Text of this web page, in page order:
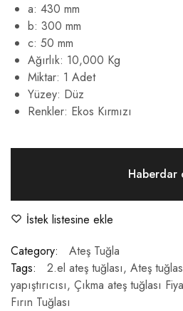
a: 430 mm
b: 300 mm
c: 50 mm
Ağırlık: 10,000 Kg
Miktar: 1 Adet
Yüzey: Düz
Renkler: Ekos Kırmızı
İstek listesine ekle
Category:
Ateş Tuğla
Tags:
2.el ateş tuğlası, Ateş
yapıştırıcısı, Çıkma ateş tuğlası
Fırın Tuğlası